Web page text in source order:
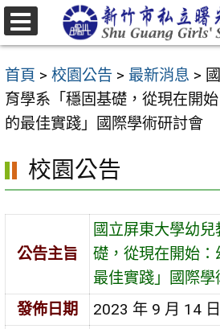
跳
至
要
內
容
首頁 > 校園公告 > 最新消息 >
育學系「穩固基礎，從現在開
的最佳實踐」國際學術研討會
校園公告
公告主旨
國立屏東大學幼
礎，從現在開始
最佳實踐」國際學
發佈日期
2023 年 9 月 14 日
選
單